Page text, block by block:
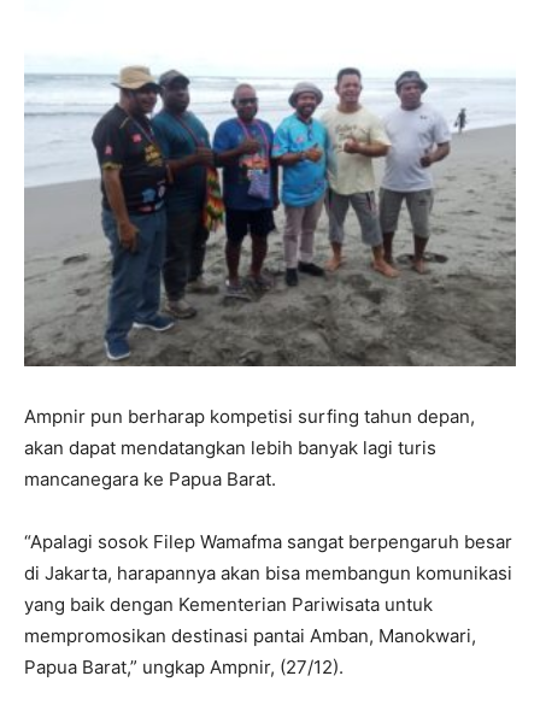
Ampnir pun berharap kompetisi surfing tahun depan,
akan dapat mendatangkan lebih banyak lagi turis
mancanegara ke Papua Barat.
“Apalagi sosok Filep Wamafma sangat berpengaruh besar
di Jakarta, harapannya akan bisa membangun komunikasi
yang baik dengan Kementerian Pariwisata untuk
mempromosikan destinasi pantai Amban, Manokwari,
Papua Barat,” ungkap Ampnir, (27/12).